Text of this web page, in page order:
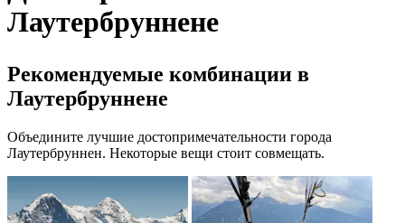
Лаутербруннене
Рекомендуемые комбинации в
Лаутербруннене
Объедините лучшие достопримечательности города
Лаутербруннен. Некоторые вещи стоит совмещать.